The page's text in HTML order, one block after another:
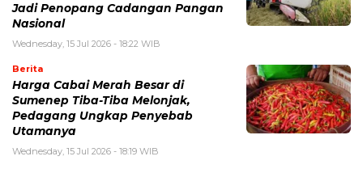
Jadi Penopang Cadangan Pangan
Nasional
Wednesday, 15 Jul 2026 - 18:22 WIB
Berita
Harga Cabai Merah Besar di
Sumenep Tiba-Tiba Melonjak,
Pedagang Ungkap Penyebab
Utamanya
Wednesday, 15 Jul 2026 - 18:19 WIB